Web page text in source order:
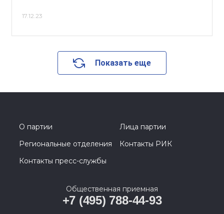
17.12.23
Показать еще
О партии
Лица партии
Региональные отделения
Контакты РИК
Контакты пресс-службы
Общественная приемная
+7 (495) 788-44-93